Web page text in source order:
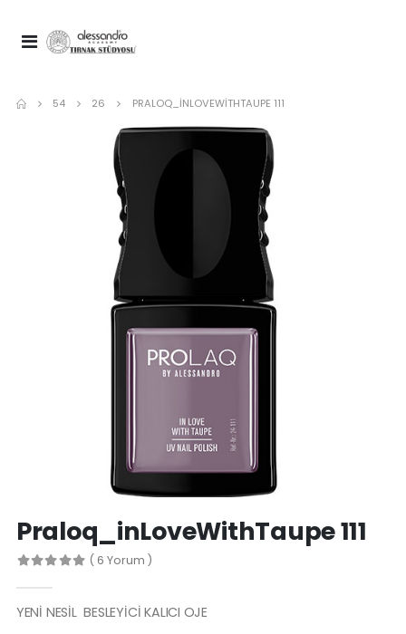
54 26 PRALOQ_INLOVEWITHTAUPE 111
Spa Top Coat 10 ml
Spa Manicure Nourishing Base C
Praloq_inLoveWithTaupe 111
( 6 Yorum )
YENİ NESİL BESLEYİCİ KALICI OJE